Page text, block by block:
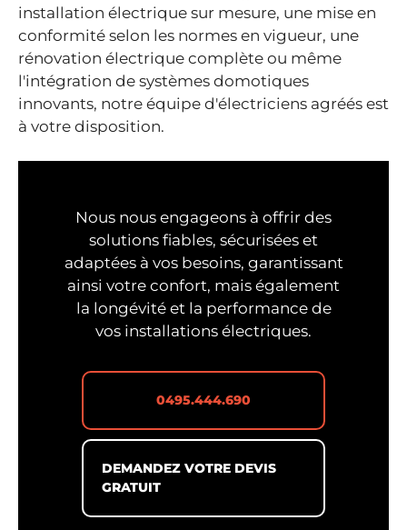
installation électrique sur mesure, une mise en
conformité selon les normes en vigueur, une
rénovation électrique complète ou même
l'intégration de systèmes domotiques
innovants, notre équipe d'électriciens agréés est
à votre disposition.
Nous nous engageons à offrir des
solutions fiables, sécurisées et
adaptées à vos besoins, garantissant
ainsi votre confort, mais également
la longévité et la performance de
vos installations électriques.
0495.444.690
DEMANDEZ VOTRE DEVIS
GRATUIT